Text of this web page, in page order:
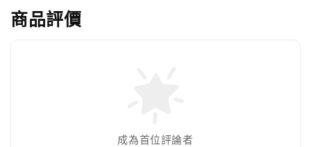
商品評價
成為首位評論者